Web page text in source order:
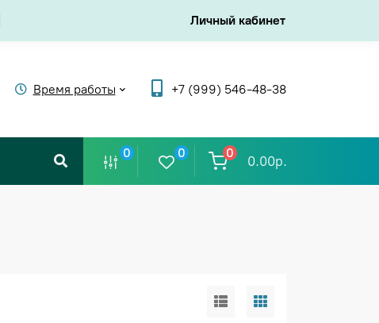
Личный кабинет
Время работы +7 (999) 546-48-38
0 0 0
0.00р.